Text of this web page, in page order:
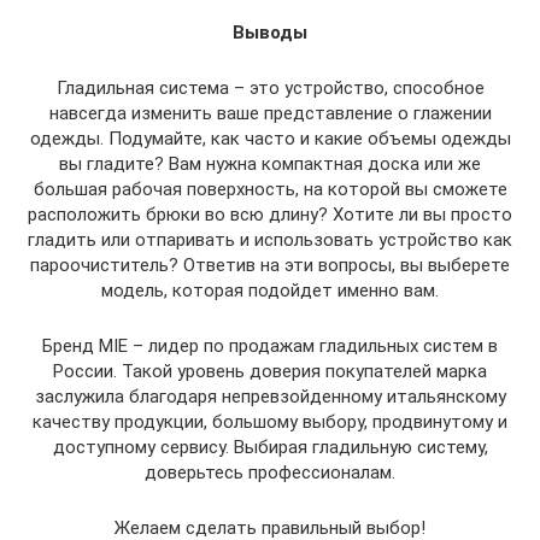
Выводы
Гладильная система – это устройство, способное
навсегда изменить ваше представление о глажении
одежды. Подумайте, как часто и какие объемы одежды
вы гладите? Вам нужна компактная доска или же
большая рабочая поверхность, на которой вы сможете
расположить брюки во всю длину? Хотите ли вы просто
гладить или отпаривать и использовать устройство как
пароочиститель? Ответив на эти вопросы, вы выберете
модель, которая подойдет именно вам.
Бренд MIE – лидер по продажам гладильных систем в
России. Такой уровень доверия покупателей марка
заслужила благодаря непревзойденному итальянскому
качеству продукции, большому выбору, продвинутому и
доступному сервису. Выбирая гладильную систему,
доверьтесь профессионалам.
Желаем сделать правильный выбор!